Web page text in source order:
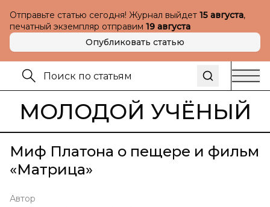
Отправьте статью сегодня! Журнал выйдет 15 августа,
печатный экземпляр отправим 19 августа
Опубликовать статью
МОЛОДОЙ УЧЁНЫЙ
Миф Платона о пещере и фильм
«Матрица»
Автор